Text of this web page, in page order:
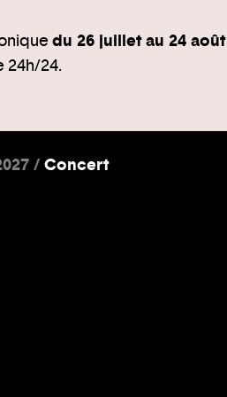
du 26 juillet au 24 août
24h/24.
Concert